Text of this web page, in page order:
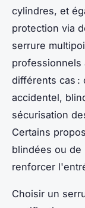
cylindres, et
protection via
serrure
professionnels
différents cas :
accidentel,
sécurisation
Certains
blindées ou de
renforcer
Choisir un